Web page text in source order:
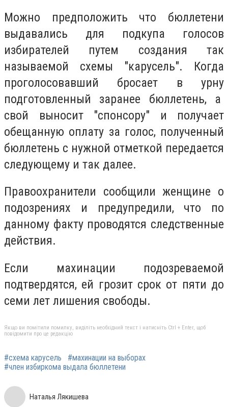
Можно предположить что бюллетени
выдавались для подкупа голосов
избирателей путем создания так
называемой схемы "карусель". Когда
проголосовавший бросает в урну
подготовленный заранее бюллетень, а
свой выносит "спонсору" и получает
обещанную оплату за голос, полученный
бюллетень с нужной отметкой передается
следующему и так далее.
Правоохранители сообщили женщине о
подозрениях и предупредили, что по
данному факту проводятся следственные
действия.
Если махинации подозреваемой
подтвердятся, ей грозит срок от пяти до
семи лет лишения свободы.
Якщо ви помітили помилку, виділіть необхідний текст і натисніть Ctrl + Enter, щоб
повідомити про це редакцію
#схема карусель
#махинации на выборах
#член избиркома выдала бюллетени
Наталья Лякишева